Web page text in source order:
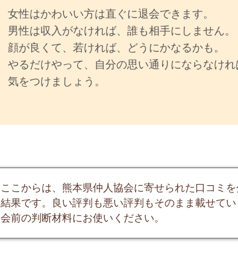
女性はかわいい方は直ぐに退会できます。
男性は収入がなければ、誰も相手にしません。
顔が良くて、若ければ、どうにかなるかも。
やるだけやって、自分の思い通りにならなけ
気をつけましょう。
ここからは、熊本県仲人協会に寄せられた口コミ
結果です。良い評判も悪い評判もそのまま載せてい
会前の判断材料にお使いください。